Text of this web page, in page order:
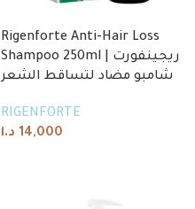
Rigenforte Anti-Hair Loss
Shampoo 250ml | ريجينفورت
شامبو مضاد لتساقط الشعر
RIGENFORTE
14,000 د.ا